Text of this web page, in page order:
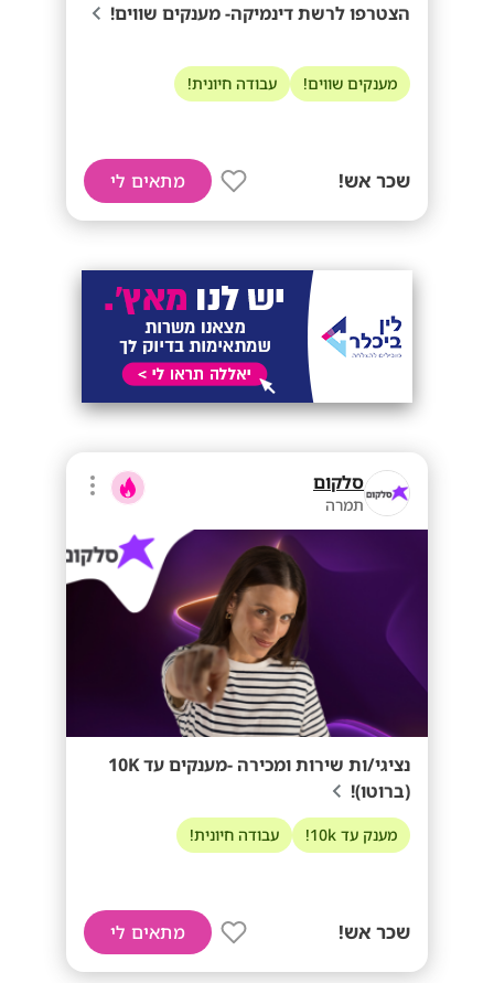
הצטרפו לרשת דינמיקה- מענקים שווים!
מענקים שווים! עבודה חיונית!
שכר אש! מתאים לי
סלקום
תמרה
נציגי/ות שירות ומכירה -מענקים עד 10K
(ברוטו)!
מענק עד 10k! עבודה חיונית!
שכר אש! מתאים לי